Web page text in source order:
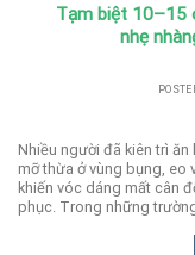
Tạm biệt 10–15
nhẹ
Nhiều người đã kiên trì ăn
mỡ thừa ở vùng bụng, eo
khiến vóc dáng mất cân
phục. Trong những